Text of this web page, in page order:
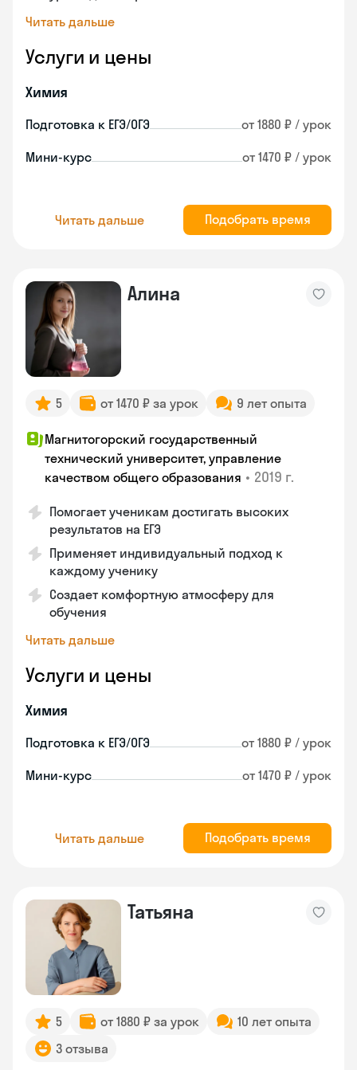
Читать дальше
Услуги и цены
Химия
Подготовка к ЕГЭ/ОГЭ от 1880 ₽ / урок
Мини-курс от 1470 ₽ / урок
Читать дальше Подобрать время
Алина
5 от 1470 ₽ за урок 9 лет опыта
Магнитогорский государственный
технический университет, управление
качеством общего образования • 2019 г.
Помогает ученикам достигать высоких
результатов на ЕГЭ
Применяет индивидуальный подход к
каждому ученику
Создает комфортную атмосферу для
обучения
Читать дальше
Услуги и цены
Химия
Подготовка к ЕГЭ/ОГЭ от 1880 ₽ / урок
Мини-курс от 1470 ₽ / урок
Читать дальше Подобрать время
Татьяна
5 от 1880 ₽ за урок
10 лет опыта
3 отзыва